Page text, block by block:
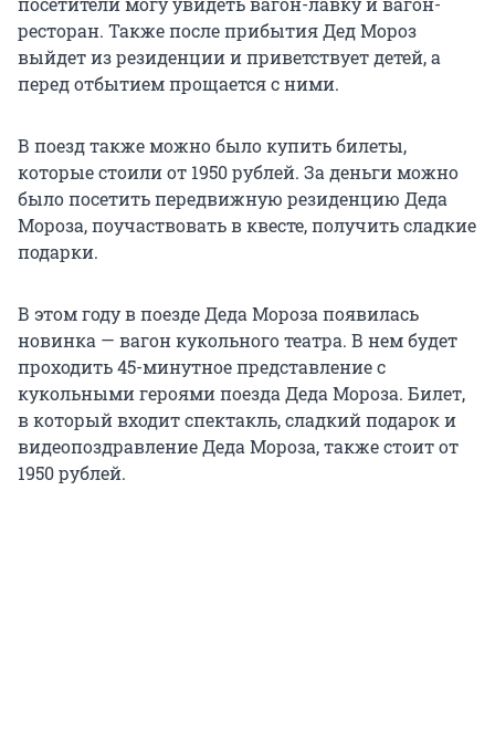
ресторан. Также после прибытия Дед Мороз
выйдет из резиденции и приветствует детей, а
перед отбытием прощается с ними.
В поезд также можно было купить билеты,
которые стоили от 1950 рублей. За деньги можно
было посетить передвижную резиденцию Деда
Мороза, поучаствовать в квесте, получить сладкие
подарки.
В этом году в поезде Деда Мороза появилась
новинка — вагон кукольного театра. В нем будет
проходить 45-минутное представление с
кукольными героями поезда Деда Мороза. Билет,
в который входит спектакль, сладкий подарок и
видеопоздравление Деда Мороза, также стоит от
1950 рублей.